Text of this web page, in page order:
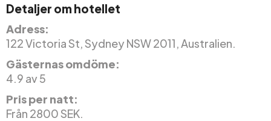
Detaljer om hotellet
Adress:
122 Victoria St, Sydney NSW 2011, Australien.
Gästernas omdöme:
4.9 av 5
Pris per natt:
Från 2800 SEK.